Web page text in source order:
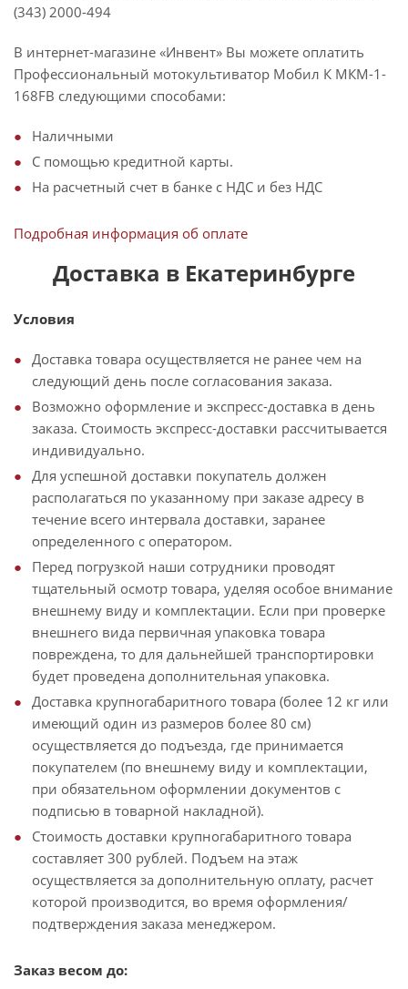
(343) 2000-494
В интернет-магазине «Инвент» Вы можете оплатить
Профессиональный мотокультиватор Мобил К МКМ-1-
168FB следующими способами:
Наличными
С помощью кредитной карты.
На расчетный счет в банке с НДС и без НДС
Подробная информация об оплате
Доставка в Екатеринбурге
Условия
Доставка товара осуществляется не ранее чем на
следующий день после согласования заказа.
Возможно оформление и экспресс-доставка в день
заказа. Стоимость экспресс-доставки рассчитывается
индивидуально.
Для успешной доставки покупатель должен
располагаться по указанному при заказе адресу в
течение всего интервала доставки, заранее
определенного с оператором.
Перед погрузкой наши сотрудники проводят
тщательный осмотр товара, уделяя особое внимание
внешнему виду и комплектации. Если при проверке
внешнего вида первичная упаковка товара
повреждена, то для дальнейшей транспортировки
будет проведена дополнительная упаковка.
Доставка крупногабаритного товара (более 12 кг или
имеющий один из размеров более 80 см)
осуществляется до подъезда, где принимается
покупателем (по внешнему виду и комплектации,
при обязательном оформлении документов с
подписью в товарной накладной).
Стоимость доставки крупногабаритного товара
составляет 300 рублей. Подъем на этаж
осуществляется за дополнительную оплату, расчет
которой производится, во время оформления/
подтверждения заказа менеджером.
Заказ весом до: